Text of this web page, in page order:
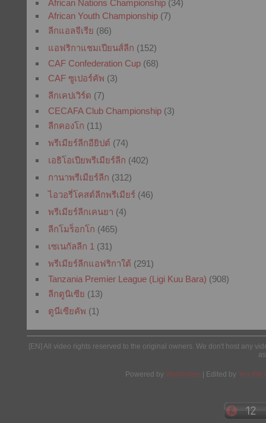
African Nations Championship(34)
African Youth Championship(7)
ลีกแอลจีเรีย (86)
แอฟริกาแชมเปียนส์ลีก (152)
CAF Confederation Cup(68)
CAF ซูเปอร์คัพ (3)
ลีกเคปเวิร์ด (7)
CECAFA Club Championship(3)
ลีกคองโก (11)
พรีเมียร์ลีกอียิปต์ (74)
เอธิโอเปียพรีเมียร์ลีก (402)
กานาพรีเมียร์ลีก (312)
ไอวอรี่โคสต์ลีกพรีเมียร์(46)
พรีเมียร์ลีกเคนยา (4)
ลีกโมร็อกโก (465)
เซเนกัลลีก 1 (31)
พรีเมียร์ลีกแอฟริกาใต้ (291)
Tanzania Premier League (Ligi Kuu Bara) (908)
ลีกตูนิเซีย (13)
ตูนีเซียคัพ (1)
[EN] All video rights reserved to the original owners. We don't host any
Powered by Wordpress | Edited by Yes We